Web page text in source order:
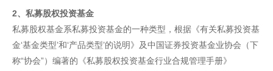
2、私募股权投资基金
私募股权基金系私募投资基金的一种类型，根据《有关私募投资基
金‘基金类型’和‘产品类型’的说明》及中国证券投资基金业协会（下
称“协会”）编著的《私募股权投资基金行业合规管理手册》